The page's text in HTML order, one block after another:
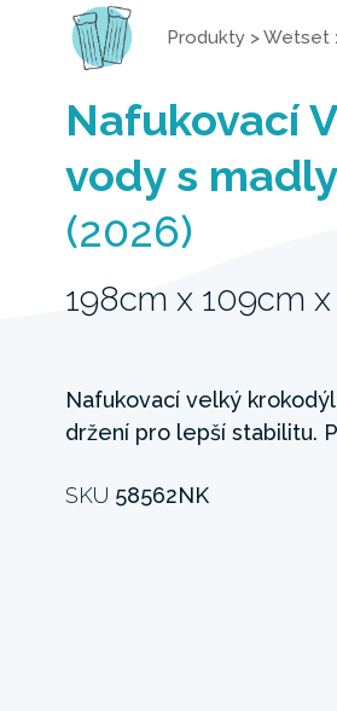
Produkty >Wetset
Nafukovací
vody s madly
(2026)
198cm x 109cm
Nafukovací velký
držení pro lepší stabilitu.
SKU 58562NK